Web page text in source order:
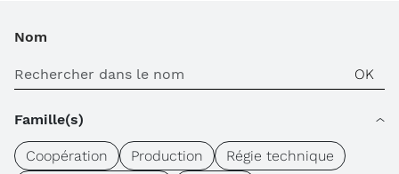
Nom
Famille(s)
Coopération Production
Régie technique